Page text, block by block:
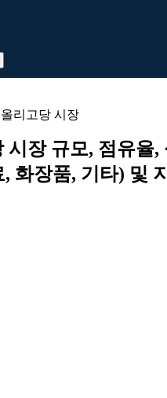
리고당 시장
장 규모, 점유율
화장품, 기타) 및